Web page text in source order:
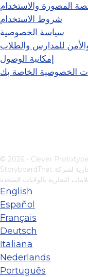
المصورة والاستخدام
شروط الاستخدام
سياسة الخصوصية
للمدارس والطلاب
إمكانية الوصول
الخصوصية الخاصة بك
التجارية بالولايات المتحدة
English
Español
Français
Deutsch
Italiana
Nederlands
Português